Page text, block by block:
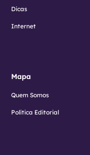
Dicas
Internet
Mapa
Quem Somos
Política Editorial